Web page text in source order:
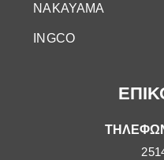
NAKAYAMA
INGCO